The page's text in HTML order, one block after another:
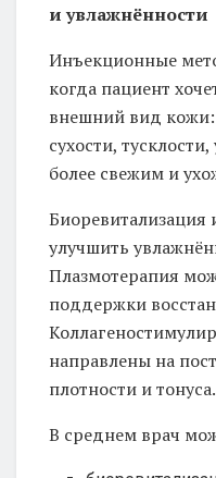
и увлажнённости
Инъекционные
когда пациент
внешний вид
сухости,
более свежим и
улучшить
Плазмотерапия
поддержки
направлены на
плотности и тонуса.
В среднем врач